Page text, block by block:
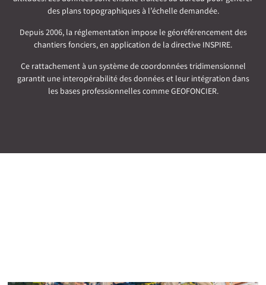
des plans topographiques à l’échelle demandée.
Depuis 2006, la réglementation impose le géoréférencement des
chantiers fonciers, en application de la directive INSPIRE.
Ce rattachement à un système de coordonnées tridimensionnel
garantit une interopérabilité des données et leur intégration dans
les bases professionnelles comme GEOFONCIER.